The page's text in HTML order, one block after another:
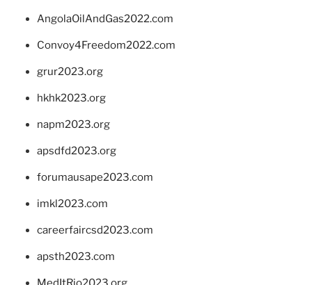
AngolaOilAndGas2022.com
Convoy4Freedom2022.com
grur2023.org
hkhk2023.org
napm2023.org
apsdfd2023.org
forumausape2023.com
imkl2023.com
careerfaircsd2023.com
apsth2023.com